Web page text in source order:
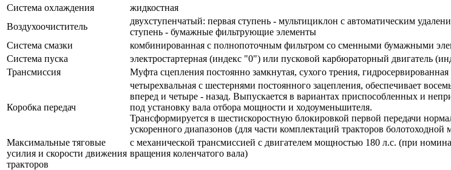
Система охлаждения
жидкостная
Воздухоочиститель
двухступенчатый: первая ступень - мультициклон с автоматическим
ступень - бумажные фильтрующие элементы
Система смазки
комбинированная с полнопоточным фильтром со сменными бумажными
Система пуска
электростартерная (индекс "0") или пусковой карбюраторный двигатель
Трансмиссия
Муфта сцепления постоянно замкнутая, сухого трения, гидросервированная
Коробка передач
четырехвальная с шестернями постоянного зацепления, обеспечивает
вперед и четыре - назад. Выпускается в вариантах приспособленных и
под установку вала отбора мощности и ходоуменьшителя.
Трансформируется в шестискоростную блокировкой первой передачи
ускоренного диапазонов (для части комплектаций тракторов
Максимальные тяговые
усилия и скорости движения
тракторов
с механической трансмиссией с двигателем мощностью 180 л.с. (при
вращения коленчатого вала)